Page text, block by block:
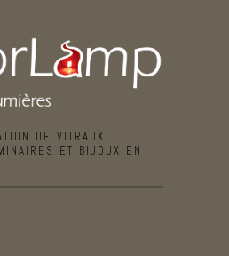
DE VITRAUX
ET BIJOUX EN